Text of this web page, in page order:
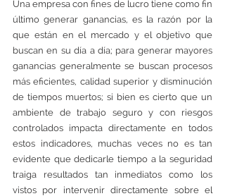
Una empresa con fines de lucro tiene como fin
último generar ganancias, es la razón por la
que están en el mercado y el objetivo que
buscan en su día a día; para generar mayores
ganancias generalmente se buscan procesos
más eficientes, calidad superior y disminución
de tiempos muertos; si bien es cierto que un
ambiente de trabajo seguro y con riesgos
controlados impacta directamente en todos
estos indicadores, muchas veces no es tan
evidente que dedicarle tiempo a la seguridad
traiga resultados tan inmediatos como los
vistos por intervenir directamente sobre el